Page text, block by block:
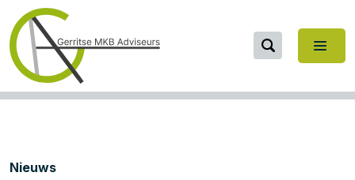
Nieuws